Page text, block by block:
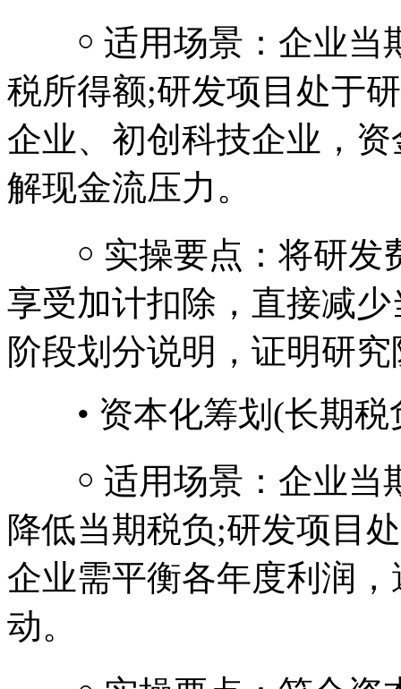
￮ 适用场景：企业当
税所得额;研发项目处于
企业、初创科技企业，
解现金流压力。
￮ 实操要点：将研发
享受加计扣除，直接减
阶段划分说明，证明研
• 资本化筹划(长期税
￮ 适用场景：企业当
降低当期税负;研发项目
企业需平衡各年度利润
动。